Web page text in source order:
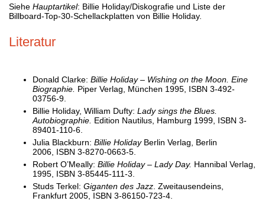
Siehe Hauptartikel: Billie Holiday/Diskografie und Liste der
Billboard-Top-30-Schellackplatten von Billie Holiday.
Literatur
Donald Clarke: Billie Holiday – Wishing on the Moon. Eine
Biographie. Piper Verlag, München 1995, ISBN 3-492-
03756-9.
Billie Holiday, William Dufty: Lady sings the Blues.
Autobiographie. Edition Nautilus, Hamburg 1999, ISBN 3-
89401-110-6.
Julia Blackburn: Billie HolidayBerlin Verlag, Berlin
2006, ISBN 3-8270-0663-5.
Robert O’Meally: Billie Holiday – Lady Day. Hannibal Verlag,
1995, ISBN 3-85445-111-3.
Studs Terkel: Giganten des Jazz . Zweitausendeins,
Frankfurt 2005, ISBN 3-86150-723-4.